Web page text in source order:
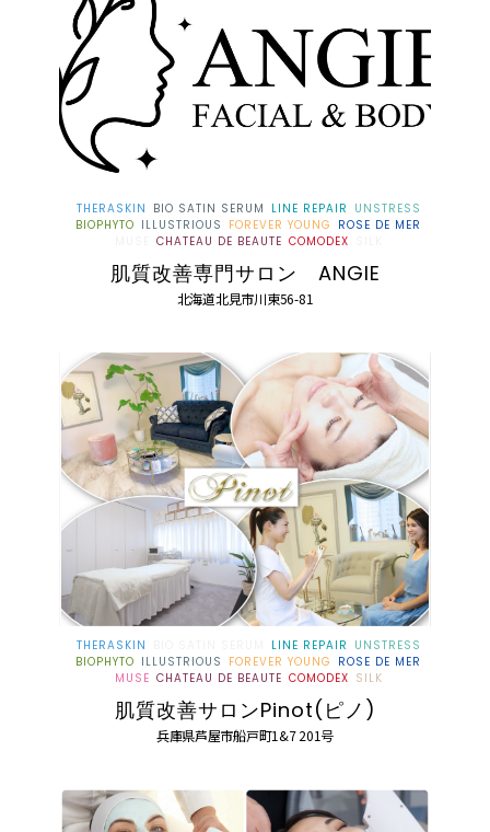
THERASKIN BIO SATIN SERUM LINE REPAIR UNSTRESS
BIOPHYTO ILLUSTRIOUS FOREVER YOUNG ROSE DE MER
CHATEAU DE BEAUTE COMODEX
肌質改善専門サロン ANGIE
北海道北見市川東56-81
THERASKIN LINE REPAIR UNSTRESS
BIOPHYTO ILLUSTRIOUS FOREVER YOUNG ROSE DE MER
MUSE CHATEAU DE BEAUTE COMODEX SILK
肌質改善サロンPinot(ピノ)
兵庫県芦屋市船戸町1&7 201号